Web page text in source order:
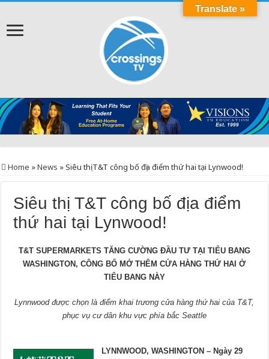
Home »News »Siêu thị T&T công bố địa điểm thứ hai tại Lynwood!
Siêu thị T&T công bố địa điểm
thứ hai tại Lynwood!
T&T SUPERMARKETS TĂNG CƯỜNG ĐẦU TƯ TẠI TI ỂU BANG
WASHINGTON, CÔNG BỐ MỞ TH ÊM CỬA HÀNG THỨ HAIỞ
TI ỂU BANG NÀY
Lynnwoodđược chọn làđiểm khai trương cửa hàng thứ hai của T&T,
phục vụ cư dân khu vực phía bắc Seattle
LYNNWOOD, WASHINGTON– Ngày 29
Translate »